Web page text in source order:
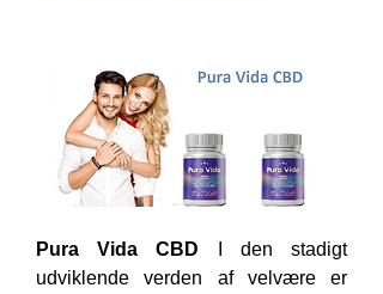
Pura Vida CBD I den stadigt
udviklende verden af ​​velvære er